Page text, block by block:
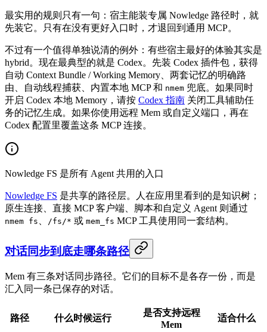
最实用的规则只有一句：宿主能装专属 Nowledge 路径时，就
先装它。只有在没有更好入口时，才退回到通用 MCP。
不过有一个值得单独说清的例外：有些宿主最好的体验其实是
hybrid。现在最典型的就是 Codex。先装 Codex 插件包，获得
自动 Context Bundle / Working Memory、两套记忆的明确路
由、自动线程捕获、内置本地 MCP 和 nmem 兜底。如果同时
开启 Codex 本地 Memory，请按 Codex 指南 关闭工具辅助任
务的记忆生成。如果你使用远程 Mem 或自定义端口，再在
Codex 配置里覆盖这条 MCP 连接。
Nowledge FS 是所有 Agent 共用的入口
Nowledge FS 是共享的路径层。人在应用里看到的是知识树；
原生连接、直接 MCP 客户端、脚本和自定义 Agent 则通过
nmem fs /fs/* 或 mem_fs MCP 工具使用同一套结构。
对话同步到底走哪条路径
Mem 有三条对话同步路径。它们的目标不是各存一份，而是
汇入同一条已保存的对话。
路径 什么时候运行
是否支持远程
Mem
适合什么